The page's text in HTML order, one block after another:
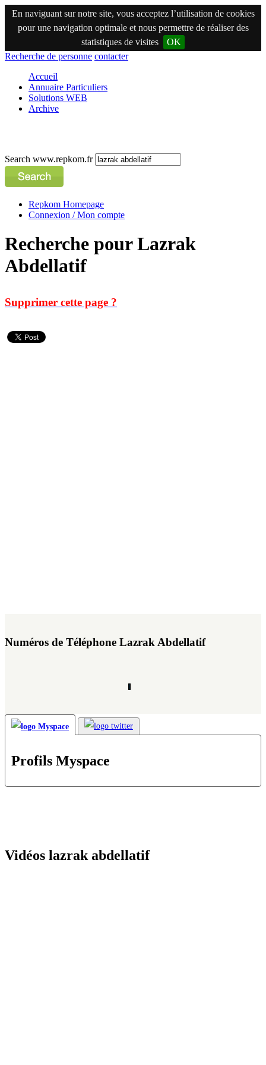
En naviguant sur notre site, vous acceptez l’utilisation de cookies
pour une navigation optimale et nous permettre de réaliser des
statistiques de visites
OK
Recherche de personne contacter
Accueil
Annuaire Particuliers
Solutions WEB
Archive
Search www.repkom.fr
Repkom Homepage
Connexion / Mon compte
Recherche pour Lazrak
Abdellatif
Supprimer cette page ?
Numéros de Téléphone Lazrak Abdellatif
Profils Myspace
Vidéos lazrak abdellatif